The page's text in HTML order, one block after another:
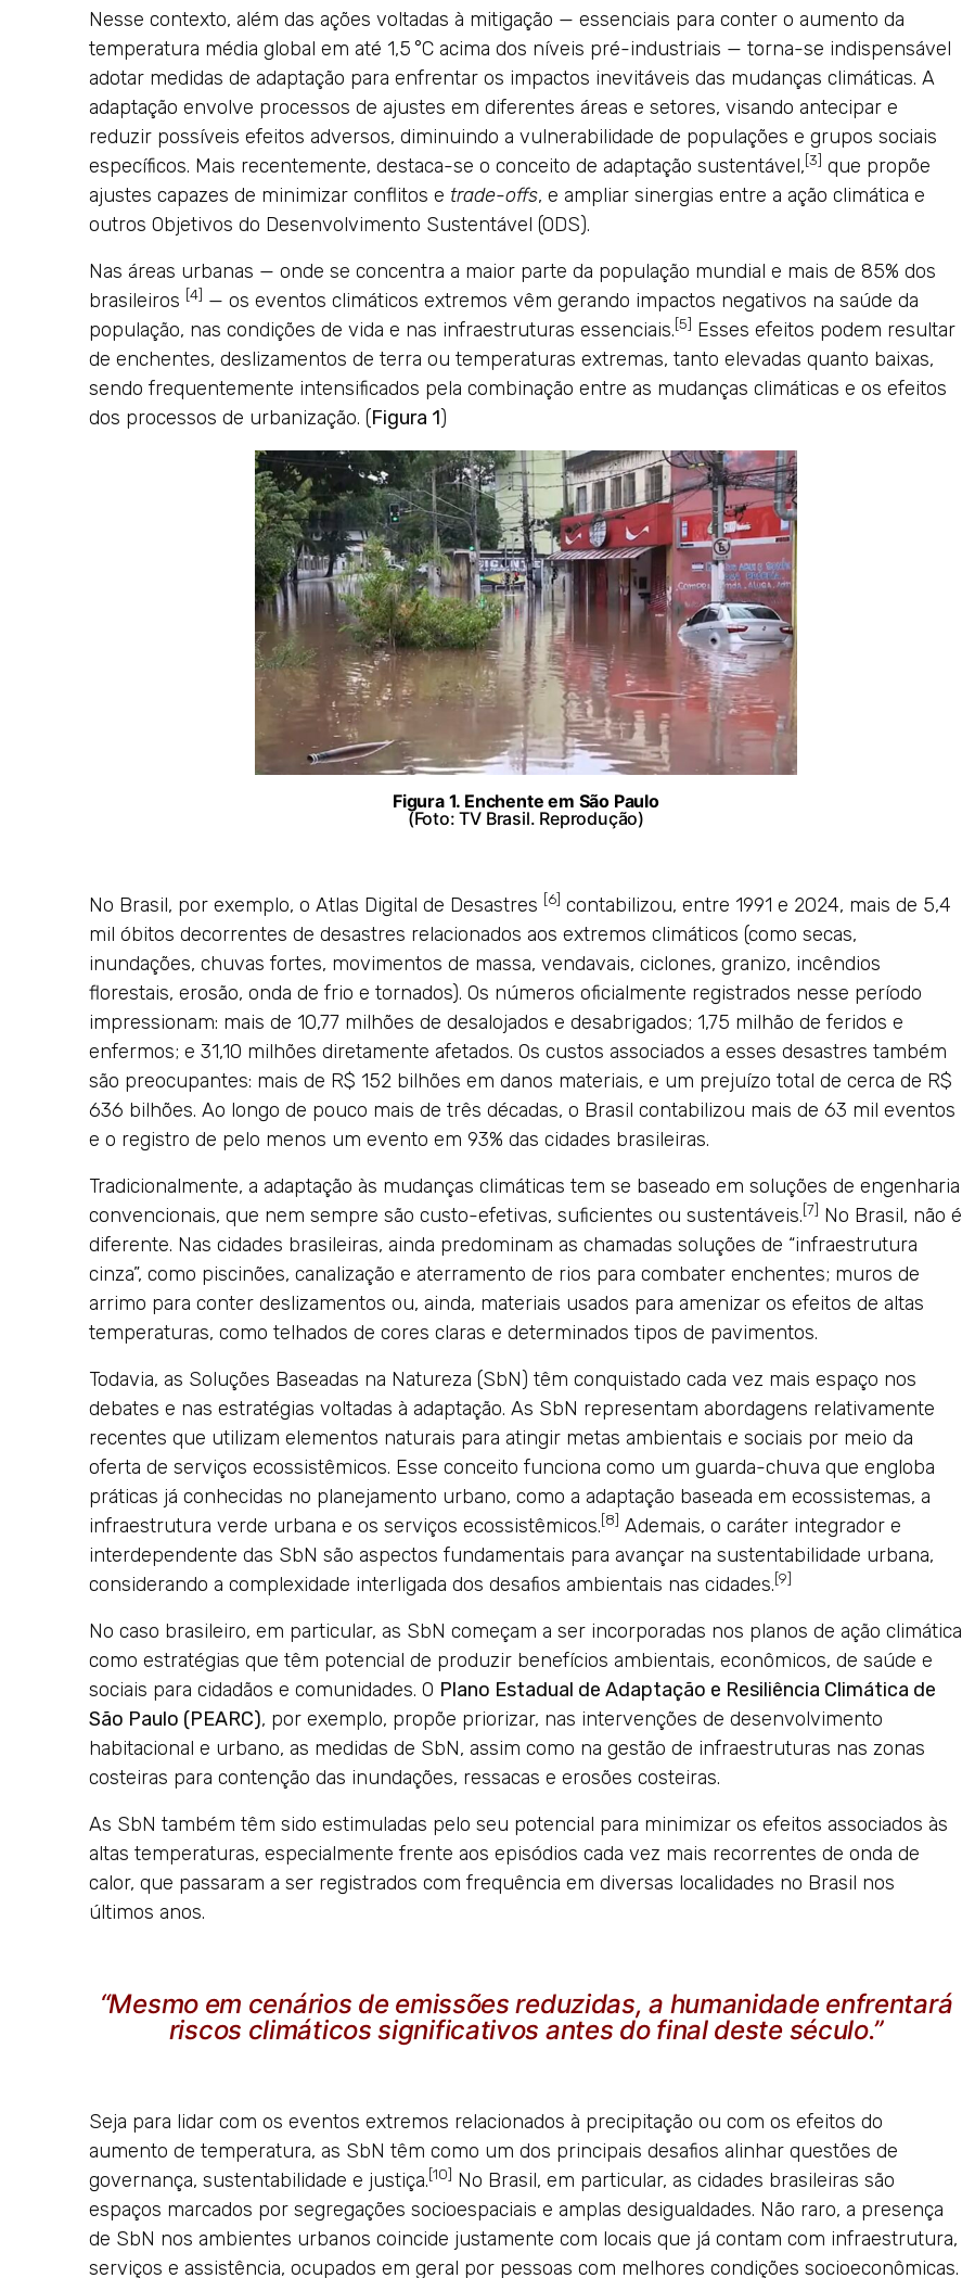
Nesse contexto, além das ações voltadas à mitigação — essenciais para conter o aumento da
temperatura média global em até 1,5 °C acima dos níveis pré-industriais — torna-se indispensável
adotar medidas de adaptação para enfrentar os impactos inevitáveis das mudanças climáticas. A
adaptação envolve processos de ajustes em diferentes áreas e setores, visando antecipar e
reduzir possíveis efeitos adversos, diminuindo a vulnerabilidade de populações e grupos sociais
específicos. Mais recentemente, destaca-se o conceito de adaptação sustentável,[3] que propõe
ajustes capazes de minimizar conflitos e trade-offs, e ampliar sinergias entre a ação climática e
outros Objetivos do Desenvolvimento Sustentável (ODS).
Nas áreas urbanas — onde se concentra a maior parte da população mundial e mais de 85% dos
brasileiros [4] — os eventos climáticos extremos vêm gerando impactos negativos na saúde da
população, nas condições de vida e nas infraestruturas essenciais.[5] Esses efeitos podem resultar
de enchentes, deslizamentos de terra ou temperaturas extremas, tanto elevadas quanto baixas,
sendo frequentemente intensificados pela combinação entre as mudanças climáticas e os efeitos
dos processos de urbanização. (Figura 1)
Figura 1. Enchente em São Paulo
(Foto: TV Brasil. Reprodução)
No Brasil, por exemplo, o Atlas Digital de Desastres [6] contabilizou, entre 1991 e 2024, mais de 5,4
mil óbitos decorrentes de desastres relacionados aos extremos climáticos (como secas,
inundações, chuvas fortes, movimentos de massa, vendavais, ciclones, granizo, incêndios
florestais, erosão, onda de frio e tornados). Os números oficialmente registrados nesse período
impressionam: mais de 10,77 milhões de desalojados e desabrigados; 1,75 milhão de feridos e
enfermos; e 31,10 milhões diretamente afetados. Os custos associados a esses desastres também
são preocupantes: mais de R$ 152 bilhões em danos materiais, e um prejuízo total de cerca de R$
636 bilhões. Ao longo de pouco mais de três décadas, o Brasil contabilizou mais de 63 mil eventos
e o registro de pelo menos um evento em 93% das cidades brasileiras.
Tradicionalmente, a adaptação às mudanças climáticas tem se baseado em soluções de engenharia
convencionais, que nem sempre são custo-efetivas, suficientes ou sustentáveis.[7] No Brasil, não é
diferente. Nas cidades brasileiras, ainda predominam as chamadas soluções de “infraestrutura
cinza”, como piscinões, canalização e aterramento de rios para combater enchentes; muros de
arrimo para conter deslizamentos ou, ainda, materiais usados para amenizar os efeitos de altas
temperaturas, como telhados de cores claras e determinados tipos de pavimentos.
Todavia, as Soluções Baseadas na Natureza (SbN) têm conquistado cada vez mais espaço nos
debates e nas estratégias voltadas à adaptação. As SbN representam abordagens relativamente
recentes que utilizam elementos naturais para atingir metas ambientais e sociais por meio da
oferta de serviços ecossistêmicos. Esse conceito funciona como um guarda-chuva que engloba
práticas já conhecidas no planejamento urbano, como a adaptação baseada em ecossistemas, a
infraestrutura verde urbana e os serviços ecossistêmicos.[8] Ademais, o caráter integrador e
interdependente das SbN são aspectos fundamentais para avançar na sustentabilidade urbana,
considerando a complexidade interligada dos desafios ambientais nas cidades.[9]
No caso brasileiro, em particular, as SbN começam a ser incorporadas nos planos de ação climática
como estratégias que têm potencial de produzir benefícios ambientais, econômicos, de saúde e
sociais para cidadãos e comunidades. O Plano Estadual de Adaptação e Resiliência Climática de
São Paulo (PEARC), por exemplo, propõe priorizar, nas intervenções de desenvolvimento
habitacional e urbano, as medidas de SbN, assim como na gestão de infraestruturas nas zonas
costeiras para contenção das inundações, ressacas e erosões costeiras.
As SbN também têm sido estimuladas pelo seu potencial para minimizar os efeitos associados às
altas temperaturas, especialmente frente aos episódios cada vez mais recorrentes de onda de
calor, que passaram a ser registrados com frequência em diversas localidades no Brasil nos
últimos anos.
“Mesmo em cenários de emissões reduzidas, a humanidade enfrentará
riscos climáticos significativos antes do final deste século.”
Seja para lidar com os eventos extremos relacionados à precipitação ou com os efeitos do
aumento de temperatura, as SbN têm como um dos principais desafios alinhar questões de
governança, sustentabilidade e justiça.[10] No Brasil, em particular, as cidades brasileiras são
espaços marcados por segregações socioespaciais e amplas desigualdades. Não raro, a presença
de SbN nos ambientes urbanos coincide justamente com locais que já contam com infraestrutura,
serviços e assistência, ocupados em geral por pessoas com melhores condições socioeconômicas.